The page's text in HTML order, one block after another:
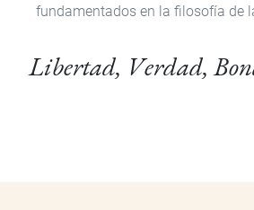
fundamentados en la filosofía de
Libertad, Verdad,